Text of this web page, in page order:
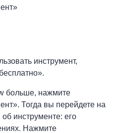
инструмент,
больше, нажмите
Тогда вы перейдете на
инструменте: его
Нажмите